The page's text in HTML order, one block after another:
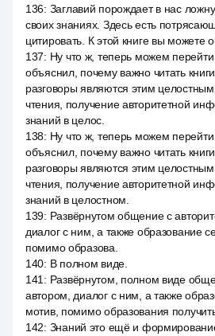
136: Заглавий порождает в нас
своих знаниях. Здесь есть
цитировать. К этой книге вы можете
137: Ну что ж, теперь можем перейти
объяснил, почему важно читать
разговоры являются этим
чтения, получение авторитетной
знаний в целос.
138: Ну что ж, теперь можем перейти
объяснил, почему важно читать
разговоры являются этим
чтения, получение авторитетной
знаний в целостном.
139: Развёрнутом общение с
диалог с ним, а также образование
помимо образова.
140: В полном виде.
141 : Развёрнутом, полном виде
автором, диалог с ним, а также
мотив, помимо образования
142: Знаний это ещё и